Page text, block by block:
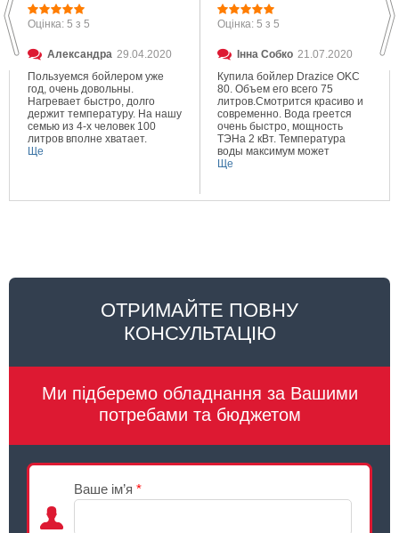
Оцінка: 5 з 5
Александра 29.04.2020
Пользуемся бойлером уже
год, очень довольны.
Нагревает быстро, долго
держит температуру. На нашу
семью из 4-х человек 100
литров вполне хватает.
Ще
Оцінка: 5 з 5
Інна Собко 21.07.2020
Купила бойлер Drazice OKC
80. Объем его всего 75
литров.Смотрится красиво и
современно. Вода греется
очень быстро, мощность
ТЭНа 2 кВт. Температура
воды максимум может
составлять 80 градусов.
Ще
ОТРИМАЙТЕ ПОВНУ
КОНСУЛЬТАЦІЮ
Ми підберемо обладнання за Вашими
потребами та бюджетом
Ваше ім’я *